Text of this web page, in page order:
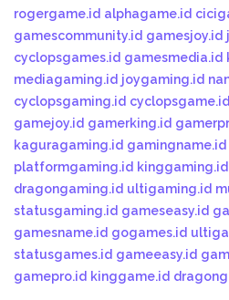
rogergame.id alphagame.id
gamescommunity.id gamesjoy.id
cyclopsgames.id gamesmedia.id
mediagaming.id joygaming.id
cyclopsgaming.id cyclopsgame.id
gamejoy.id gamerking.id
kaguragaming.id gamingname.id
platformgaming.id kinggaming.id
dragongaming.id ultigaming.id
statusgaming.id gameseasy.id
gamesname.id gogames.id
statusgames.id gameeasy.id
gamepro.id kinggame.id